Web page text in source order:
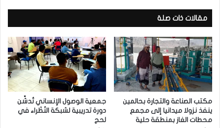
مقالات ذات صلة
مكتب الصناعة والتجارة بحالمين
ينفذ نزولا ميدانيا إلى مجمع
محطات الغاز بمنطقة حلية
جمعية الوصول الإنساني تُدشِّن
دورة تدريبية لشبكة النُظَراء في
لحج